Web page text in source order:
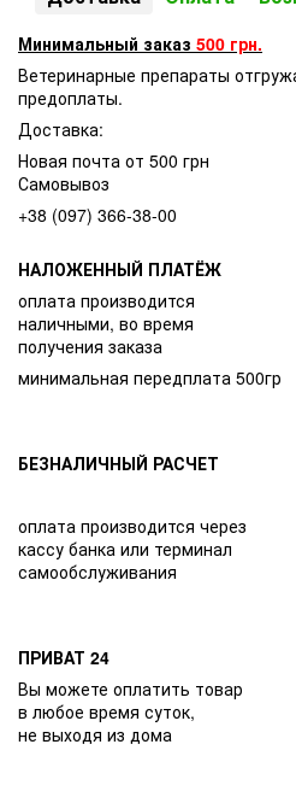
Минимальный заказ 500 грн.
Ветеринарные препараты
предоплаты.
Доставка:
Новая почта от 500 грн
Самовывоз
+38 (097) 366-38-00
НАЛОЖЕННЫЙ ПЛАТЁЖ
оплата производится
наличными, во время
получения заказа
минимальная передплата 500гр
БЕЗНАЛИЧНЫЙ РАСЧЕТ
оплата производится через
кассу банка или терминал
самообслуживания
ПРИВАТ 24
Вы можете оплатить товар
в любое время суток,
не выходя из дома